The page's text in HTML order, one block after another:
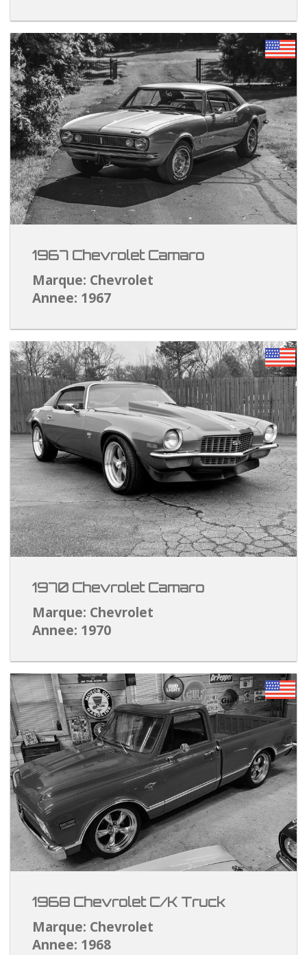
1967 Chevrolet Camaro
Marque: Chevrolet
Annee: 1967
1970 Chevrolet Camaro
Marque: Chevrolet
Annee: 1970
1968 Chevrolet C/K Truck
Marque: Chevrolet
Annee: 1968